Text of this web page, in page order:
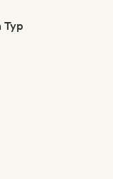
Typ